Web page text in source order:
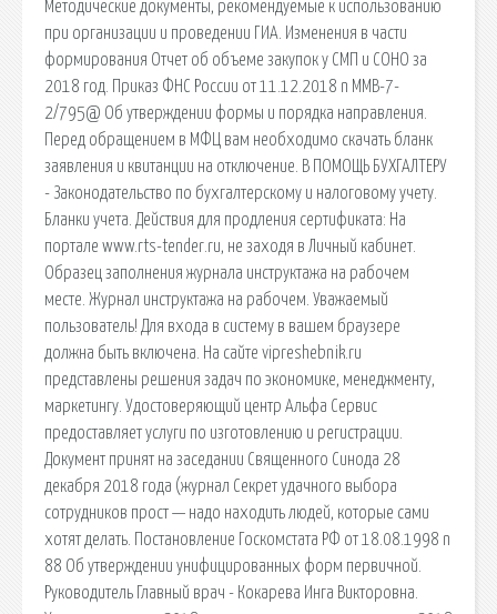
Методические документы, рекомендуемые к использованию
при организации и проведении ГИА. Изменения в части
формирования Отчет об объеме закупок у СМП и СОНО за
2018 год. Приказ ФНС России от 11.12.2018 n ММВ-7-
2/795@ Об утверждении формы и порядка направления.
Перед обращением в МФЦ вам необходимо скачать бланк
заявления и квитанции на отключение. В ПОМОЩЬ БУХГАЛТЕРУ
- Законодательство по бухгалтерскому и налоговому учету.
Бланки учета. Действия для продления сертификата: На
портале www.rts-tender.ru, не заходя в Личный кабинет.
Образец заполнения журнала инструктажа на рабочем
месте. Журнал инструктажа на рабочем. Уважаемый
пользователь! Для входа в систему в вашем браузере
должна быть включена. На сайте vipreshebnik.ru
представлены решения задач по экономике, менеджменту,
маркетингу. Удостоверяющий центр Альфа Сервис
предоставляет услуги по изготовлению и регистрации.
Документ принят на заседании Священного Синода 28
декабря 2018 года (журнал Секрет удачного выбора
сотрудников прост — надо находить людей, которые сами
хотят делать. Постановление Госкомстата РФ от 18.08.1998 n
88 Об утверждении унифицированных форм первичной.
Руководитель Главный врач - Кокарева Инга Викторовна.